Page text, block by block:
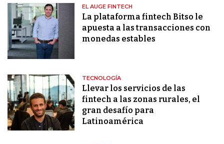
EL AUGE FINTECH
La plataforma fintech Bitso le
apuesta a las transacciones con
monedas estables
TECNOLOGÍA
Llevar los servicios de las
fintech a las zonas rurales, el
gran desafío para
Latinoamérica